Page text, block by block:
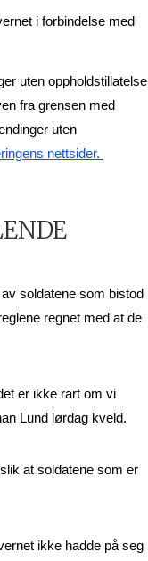
i forbindelse med
uten oppholdstillatelse
fra grensen med
uten
nettsider.
soldatene som bistod
regnet med at de
er ikke rart om vi
Lund lørdag kveld.
at soldatene som er
ikke hadde på seg